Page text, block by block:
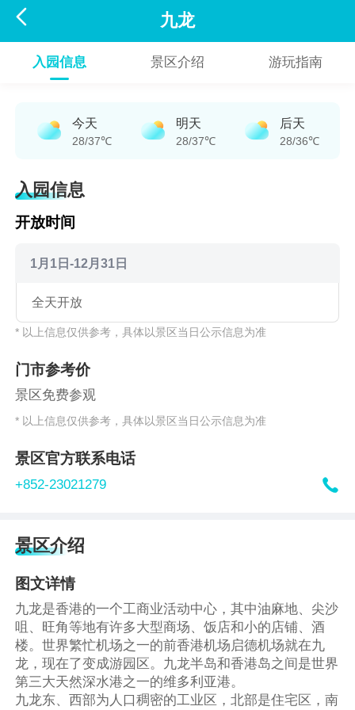
 九龙
入园信息 景区介绍 游玩指南
今天
28/37℃
明天
28/37℃
后天
28/36℃
入园信息
开放时间
1月1日-12月31日
全天开放
* 以上信息仅供参考，具体以景区当日公示信息为准
门市参考价
景区免费参观
* 以上信息仅供参考，具体以景区当日公示信息为准
景区官方联系电话
+852-23021279 
景区介绍
图文详情
九龙是香港的一个工商业活动中心，其中油麻地、尖沙
咀、旺角等地有许多大型商场、饭店和小的店铺、酒
楼。世界繁忙机场之一的前香港机场启德机场就在九
龙，现在了变成游园区。九龙半岛和香港岛之间是世界
第三大天然深水港之一的维多利亚港。
九龙东、西部为人口稠密的工业区，北部是住宅区，南